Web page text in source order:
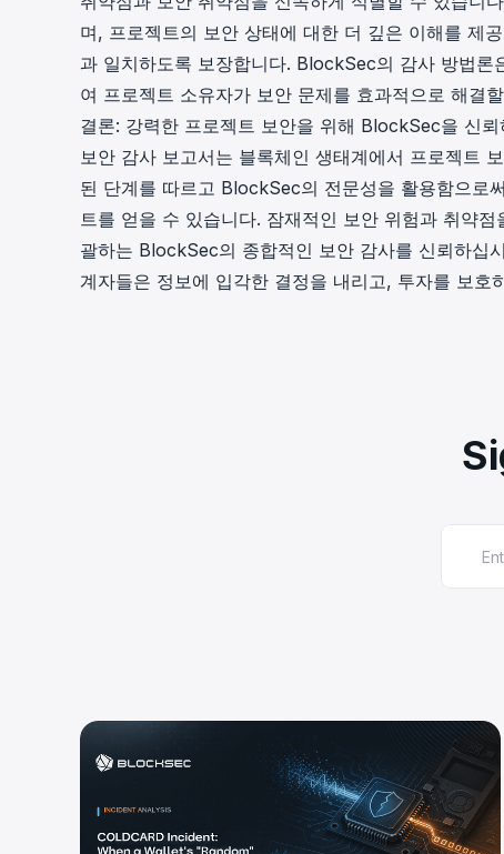
며, 프로젝트의 보안 상태에 대한 더 깊은 이해를 제
과 일치하도록 보장합니다. BlockSec의 감사 방법
여 프로젝트 소유자가 보안 문제를 효과적으로 해결
결론: 강력한 프로젝트 보안을 위해 BlockSec을 신뢰
보안 감사 보고서는 블록체인 생태계에서 프로젝트
된 단계를 따르고 BlockSec의 전문성을 활용함으로
트를 얻을 수 있습니다. 잠재적인 보안 위험과 취약
괄하는 BlockSec의 종합적인 보안 감사를 신뢰하십
계자들은 정보에 입각한 결정을 내리고, 투자를 보